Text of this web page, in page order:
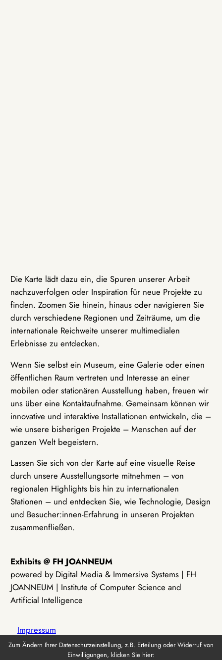
Die Karte lädt dazu ein, die Spuren unserer Arbeit
nachzuverfolgen oder Inspiration für neue Projekte zu
finden. Zoomen Sie hinein, hinaus oder navigieren Sie
durch verschiedene Regionen und Zeiträume, um die
internationale Reichweite unserer multimedialen
Erlebnisse zu entdecken.
Wenn Sie selbst ein Museum, eine Galerie oder einen
öffentlichen Raum vertreten und Interesse an einer
mobilen oder stationären Ausstellung haben, freuen wir
uns über eine Kontaktaufnahme. Gemeinsam können wir
innovative und interaktive Installationen entwickeln, die –
wie unsere bisherigen Projekte – Menschen auf der
ganzen Welt begeistern.
Lassen Sie sich von der Karte auf eine visuelle Reise
durch unsere Ausstellungsorte mitnehmen – von
regionalen Highlights bis hin zu internationalen
Stationen – und entdecken Sie, wie Technologie, Design
und Besucher:innen-Erfahrung in unseren Projekten
zusammenfließen.
Exhibits @ FH JOANNEUM
powered by Digital Media & Immersive Systems | FH
JOANNEUM | Institute of Computer Science and
Artificial Intelligence
Impressum
Zum Ändern Ihrer Datenschutzeinstellung, z.B. Erteilung oder Widerruf von
Einwilligungen, klicken Sie hier: